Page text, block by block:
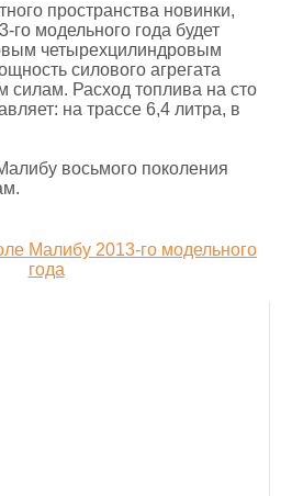
пространства новинки,
модельного года будет
четырехцилиндровым
силового агрегата
Расход топлива на сто
на трассе 6,4 литра, в
восьмого поколения